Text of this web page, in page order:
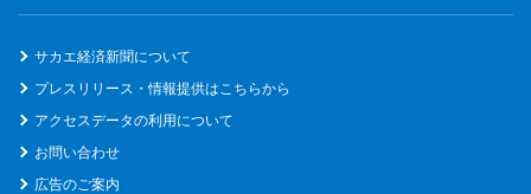
サカエ経済新聞について
プレスリリース・情報提供はこちらから
アクセスデータの利用について
お問い合わせ
広告のご案内